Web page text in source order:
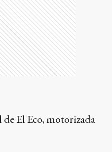
El Eco, motorizada